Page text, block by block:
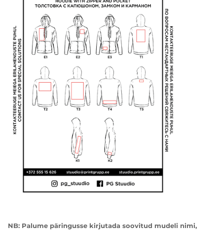
NB: Palume päringusse kirjutada soovitud mudeli nimi,